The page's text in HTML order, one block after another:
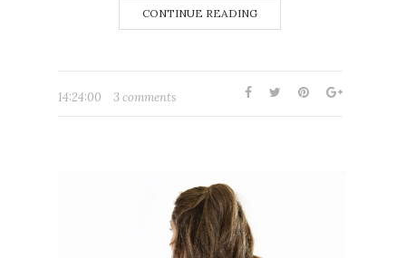
CONTINUE READING
14:24:00 3 comments